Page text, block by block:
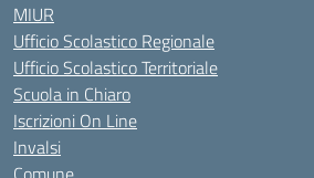
MIUR
Ufficio Scolastico Regionale
Ufficio Scolastico Territoriale
Scuola in Chiaro
Iscrizioni On Line
Invalsi